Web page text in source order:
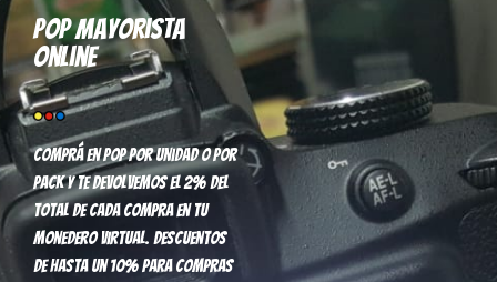
Pop mayorista
online
Comprá en pop por unidad o por
pack y te devolvemos el 2% del
total de cada compra en tu
monedero virtual. Descuentos
de hasta un 10% para compras